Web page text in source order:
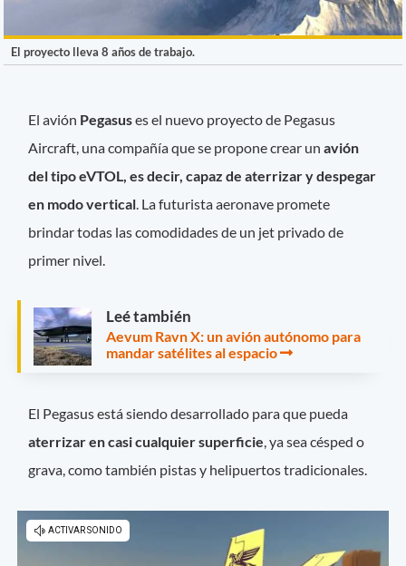
El proyecto lleva 8 años de trabajo.
El avión Pegasuses el nuevo proyecto de Pegasus
Aircraft, una compañía que se propone crear unavión
del tipo eVTOL, es decir, capaz de aterrizar y despegar
en modo vertical . La futurista aeronave promete
brindar todas las comodidades de un jet privado de
primer nivel.
Leé también
Aevum Ravn X: un avión autónomo para
mandar satélites al espacio
El Pegasus está siendo desarrollado para que pueda
aterrizar en casi cualquier superficie, ya sea césped o
grava, como también pistas y helipuertos tradicionales.